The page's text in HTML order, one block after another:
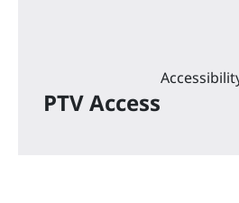
PTV Access